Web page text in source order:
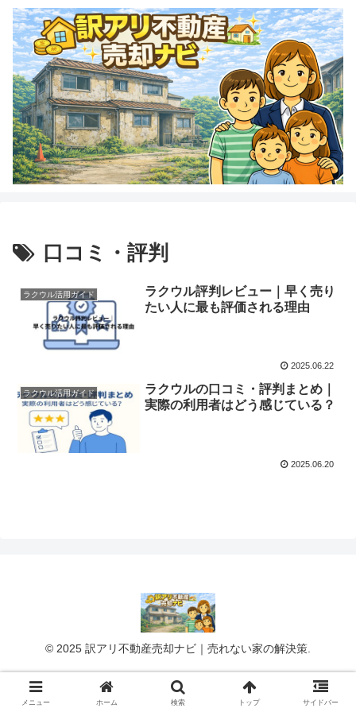
口コミ・評判
ラクウル活用ガイド
ラクウル評判レビュー｜早く売り
たい人に最も評価される理由
2025.06.22
ラクウル活用ガイド
ラクウルの口コミ・評判まとめ｜
実際の利用者はどう感じている？
2025.06.20
© 2025 訳アリ不動産売却ナビ｜売れない家の解決策.
メニュー ホーム 検索 トップ サイドバー